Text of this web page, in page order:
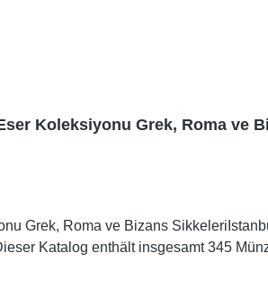
Koleksiyonu Grek, Roma ve
Grek, Roma ve Bizans
Katalog enthält insgesamt 345